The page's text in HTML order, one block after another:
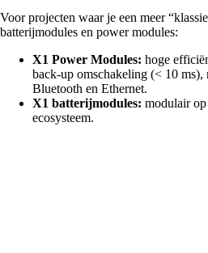
Voor projecten waar je een meer
batterijmodules en power modules:
X1 Power Modules: hoge
back-up omschakeling (< 10
Bluetooth en Ethernet.
X1 batterijmodules: modulair
ecosysteem.